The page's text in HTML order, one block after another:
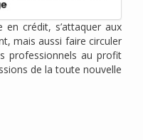
crédit, s’attaquer aux
mais aussi faire circuler
professionnels au profit
de la toute nouvelle